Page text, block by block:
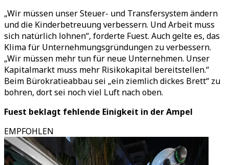
„Wir müssen unser Steuer- und Transfersystem ändern
und die Kinderbetreuung verbessern. Und Arbeit muss
sich natürlich lohnen“, forderte Fuest. Auch gelte es, das
Klima für Unternehmungsgründungen zu verbessern.
„Wir müssen mehr tun für neue Unternehmen. Unser
Kapitalmarkt muss mehr Risikokapital bereitstellen.“
Beim Bürokratieabbau sei „ein ziemlich dickes Brett“ zu
bohren, dort sei noch viel Luft nach oben.
Fuest beklagt fehlende Einigkeit in der Ampel
EMPFOHLEN